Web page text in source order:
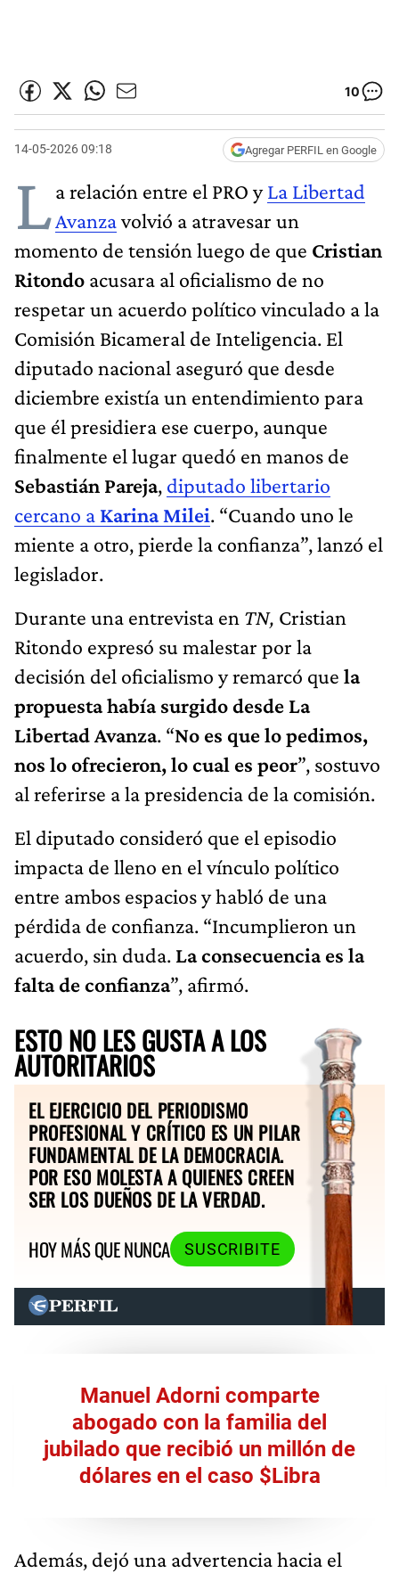
10
14-05-2026 09:18 Agregar PERFIL en Google
La relación entre el PRO yLa Libertad
Avanzavolvió a atravesar un
momento de tensión luego de que Cristian
Ritondo acusara al oficialismo de no
respetar un acuerdo político vinculado a la
Comisión Bicameral de Inteligencia. El
diputado nacional aseguró que desde
diciembre existía un entendimiento para
que él presidiera ese cuerpo, aunque
finalmente el lugar quedó en manos de
Sebastián Pareja, diputado libertario
cercano a Karina Milei. “Cuando uno le
miente a otro, pierde la confianza”, lanzó el
legislador.
Durante una entrevista en TN, Cristian
Ritondo expresó su malestar por la
decisión del oficialismo y remarcó que la
propuesta había surgido desde La
Libertad Avanza. “No es que lo pedimos,
nos lo ofrecieron, lo cual es peor”, sostuvo
al referirse a la presidencia de la comisión.
El diputado consideró que el episodio
impacta de lleno en el vínculo político
entre ambos espacios y habló de una
pérdida de confianza. “Incumplieron un
acuerdo, sin duda. La consecuencia es la
falta de confianza”, afirmó.
ESTO NO LES GUSTA A LOS
AUTORITARIOS
EL EJERCICIO DEL PERIODISMO
PROFESIONAL Y CRÍTICO ES UN PILAR
FUNDAMENTAL DE LA DEMOCRACIA.
POR ESO MOLESTA A QUIENES CREEN
SER LOS DUEÑOS DE LA VERDAD.
HOY MÁS QUE NUNCA
SUSCRIBITE
Manuel Adorni comparte
abogado con la familia del
jubilado que recibió un millón de
dólares en el caso $Libra
Además, dejó una advertencia hacia el